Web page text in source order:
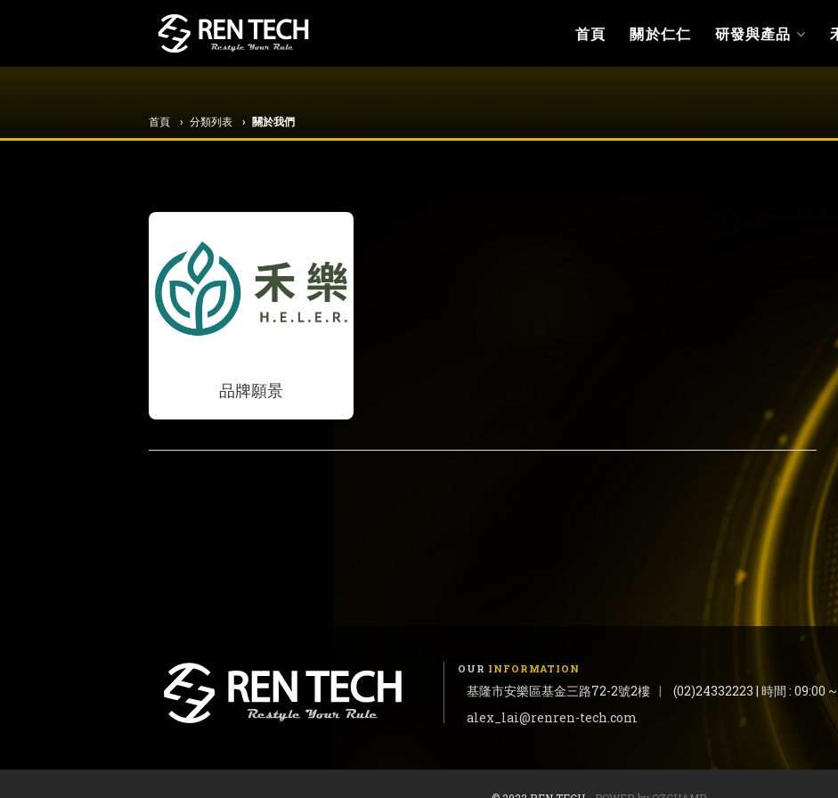
首頁 關於仁仁 研發與產品
首頁 分類列表 關於我們
品牌願景
OUR INFORMATION
基隆市安樂區基金三路72-2號2樓 | (02)24332223 | 時間 : 09:00 ~
alex_lai@renren-tech.com